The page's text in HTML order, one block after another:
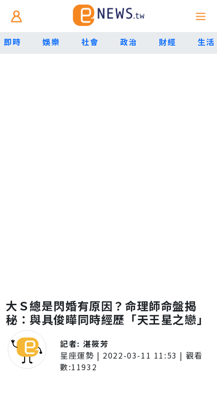
即時 娛樂 社會 政治 財經 生活
大Ｓ總是閃婚有原因？命理師命盤揭
秘：與具俊曄同時經歷「天王星之戀」
記者: 湛筱芳
星座運勢 | 2022-03-11 11:53 | 觀看
數:11932